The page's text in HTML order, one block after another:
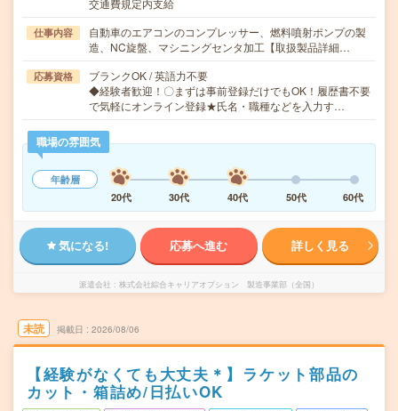
交通費規定内支給
仕事内容
自動車のエアコンのコンプレッサー、燃料噴射ポンプの製
造、NC旋盤、マシニングセンタ加工【取扱製品詳細…
応募資格
ブランクOK / 英語力不要
◆経験者歓迎！〇まずは事前登録だけでもOK！履歴書不要
で気軽にオンライン登録★氏名・職種などを入力す…
職場の雰囲気
年齢層
20代
30代 40代 50代 60代
気になる! 応募へ進む 詳しく見る
派遣会社 株式会社綜合キャリアオプション 製造事業部（全国）
未読 掲載日 2026/08/06
【経験がなくても大丈夫＊】ラケット部品の
カット・箱詰め/日払いOK